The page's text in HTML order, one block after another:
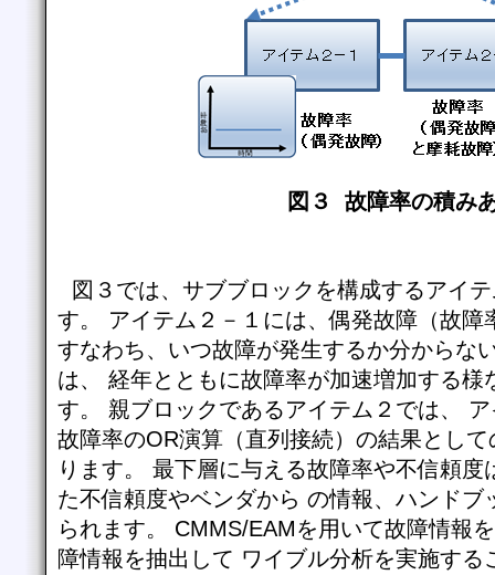
図３ 故障率の積み
図３では、サブブロックを構成するアイ
す。 アイテム２－１には、偶発故障（故障
すなわち、いつ故障が発生するか分からな
は、 経年とともに故障率が加速増加する様
す。 親ブロックであるアイテム２では、
故障率のOR演算（直列接続）の結果とし
ります。 最下層に与える故障率や不信頼
た不信頼度やベンダから の情報、ハンドブ
られます。 CMMS/EAMを用いて故障情報
障情報を抽出して ワイブル分析を実施する